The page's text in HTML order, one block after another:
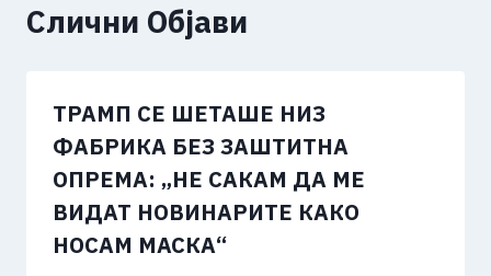
Слични Објави
ТРАМП СЕ ШЕТАШЕ НИЗ
ФАБРИКА БЕЗ ЗАШТИТНА
ОПРЕМА: „НЕ САКАМ ДА МЕ
ВИДАТ НОВИНАРИТЕ КАКО
НОСАМ МАСКА“